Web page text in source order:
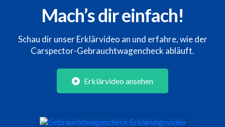
Mach’s dir einfach!
Schau dir unser Erklärvideo an und erfahre, wie der
Carspector-Gebrauchtwagencheck abläuft.
Erklärvideo ansehen